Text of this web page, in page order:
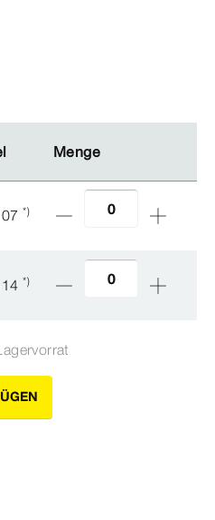
Menge
Menge
*)
*)